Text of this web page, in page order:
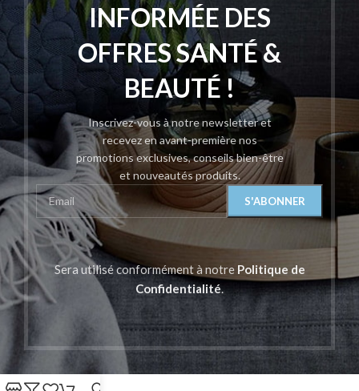
INFORMÉE DES
OFFRES SANTÉ &
BEAUTÉ !
Inscrivez-vous à notre newsletter et
recevez en avant-première nos
promotions exclusives, conseils bien-être
et nouveautés produits.
Sera utilisé conformément à notre Politique de
Confidentialité.